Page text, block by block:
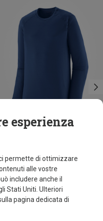
esperienza
permette di ottimizzare
alle vostre
includere anche il
Stati Uniti. Ulteriori
pagina dedicata di